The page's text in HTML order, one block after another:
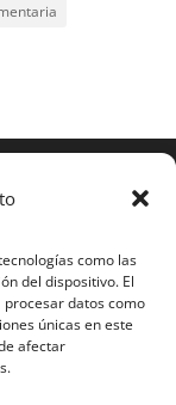
como las
del dispositivo. El
datos como
únicas en este
afectar
pedir
Sánchez.
en